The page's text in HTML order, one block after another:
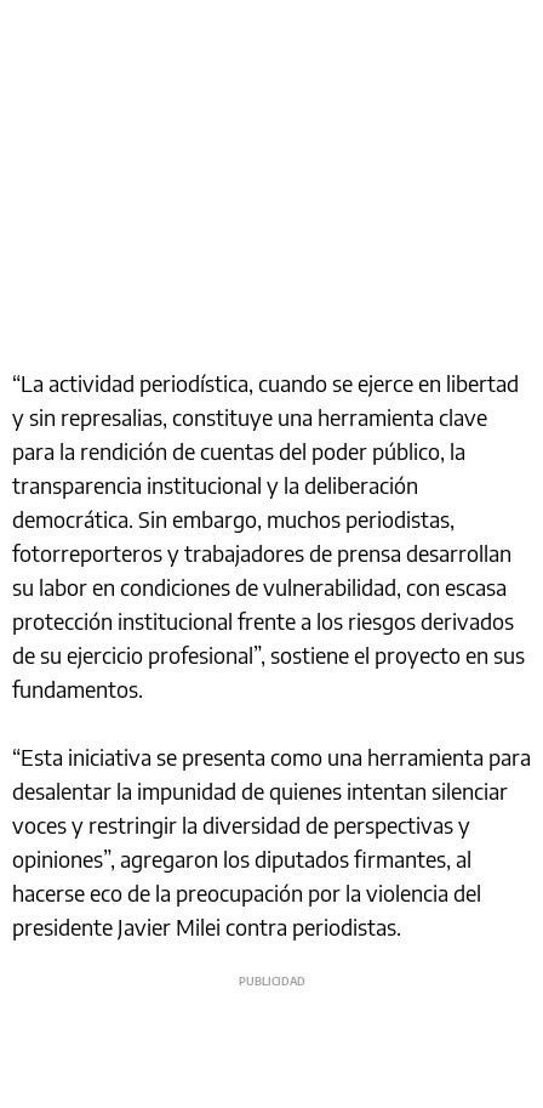
“La actividad periodística, cuando se ejerce en libertad
y sin represalias, constituye una herramienta clave
para la rendición de cuentas del poder público, la
transparencia institucional y la deliberación
democrática. Sin embargo, muchos periodistas,
fotorreporteros y trabajadores de prensa desarrollan
su labor en condiciones de vulnerabilidad, con escasa
protección institucional frente a los riesgos derivados
de su ejercicio profesional”, sostiene el proyecto en sus
fundamentos.
“Esta iniciativa se presenta como una herramienta para
desalentar la impunidad de quienes intentan silenciar
voces y restringir la diversidad de perspectivas y
opiniones”, agregaron los diputados firmantes, al
hacerse eco de la preocupación por la violencia del
presidente Javier Milei contra periodistas.